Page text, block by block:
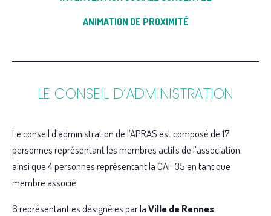
ANIMATION DE PROXIMITÉ
LE CONSEIL D’ADMINISTRATION
Le conseil d’administration de l’APRAS est composé de 17
personnes représentant les membres actifs de l’association,
ainsi que 4 personnes représentant la CAF 35 en tant que
membre associé.
6 représentant·es désigné·es par laVille de Rennes: